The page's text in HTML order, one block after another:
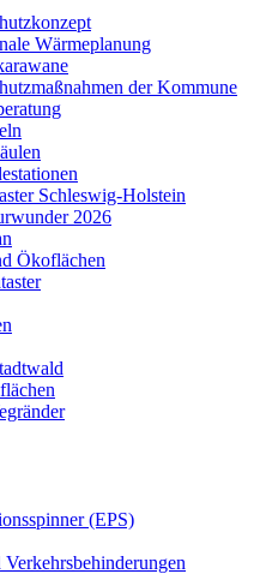
Wärmeplanung
der Kommune
Schleswig-Holstein
2026
Ökoflächen
(EPS)